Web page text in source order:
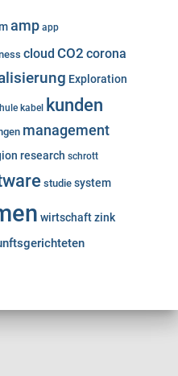
amp app
cloud CO2 corona
Exploration
kabel kunden
management
research schrott
studie system
wirtschaftzink